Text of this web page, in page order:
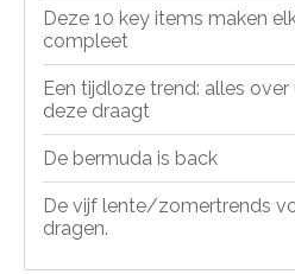
Deze 10 key items maken
compleet
Een tijdloze trend: alles
deze draagt
De bermuda is back
De vijf lente/zomertrends
dragen.